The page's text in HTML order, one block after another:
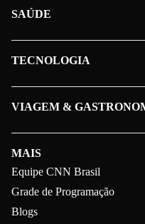
MAIS
Equipe CNN Brasil
Grade de Programação
Blogs
SAÚDE
TECNOLOGIA
VIAGEM &